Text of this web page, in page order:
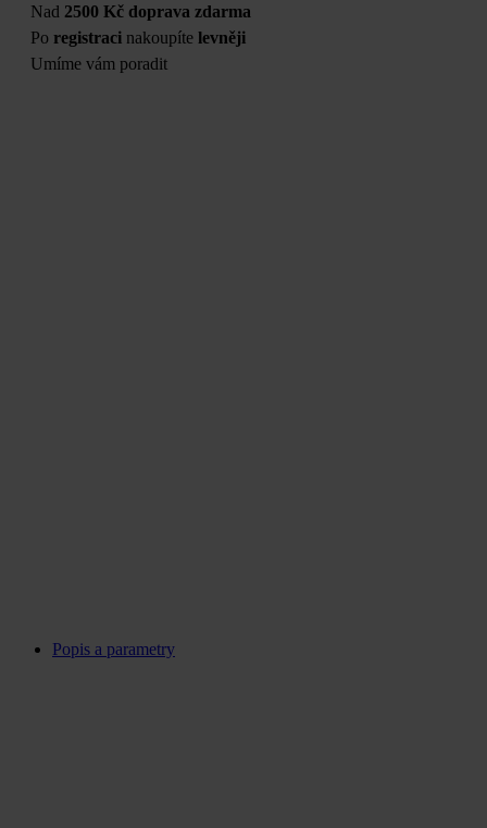
Nad 2500 Kč doprava zdarma
Po registraci nakoupíte levněji
Umíme vám poradit
Popis a parametry